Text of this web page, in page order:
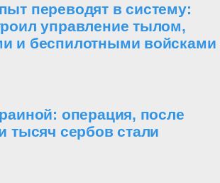
переводят в систему:
управление тылом,
и беспилотными войсками
операция, после
тысяч сербов стали